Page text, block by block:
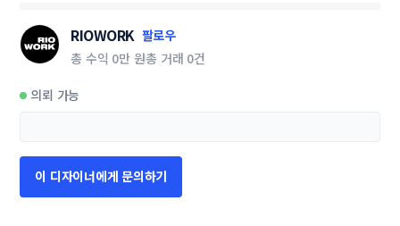
RIOWORK 팔로우
총 수익 0만 원총 거래 0건
의뢰 가능
이 디자이너에게 문의하기